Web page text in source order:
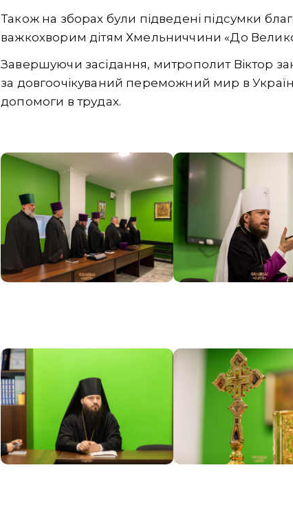
Також на зборах були підведені підсумки
важкохворим дітям Хмельниччини «До
Завершуючи засідання, митрополит Віктор
за довгоочікуваний переможний мир в
допомоги в трудах.